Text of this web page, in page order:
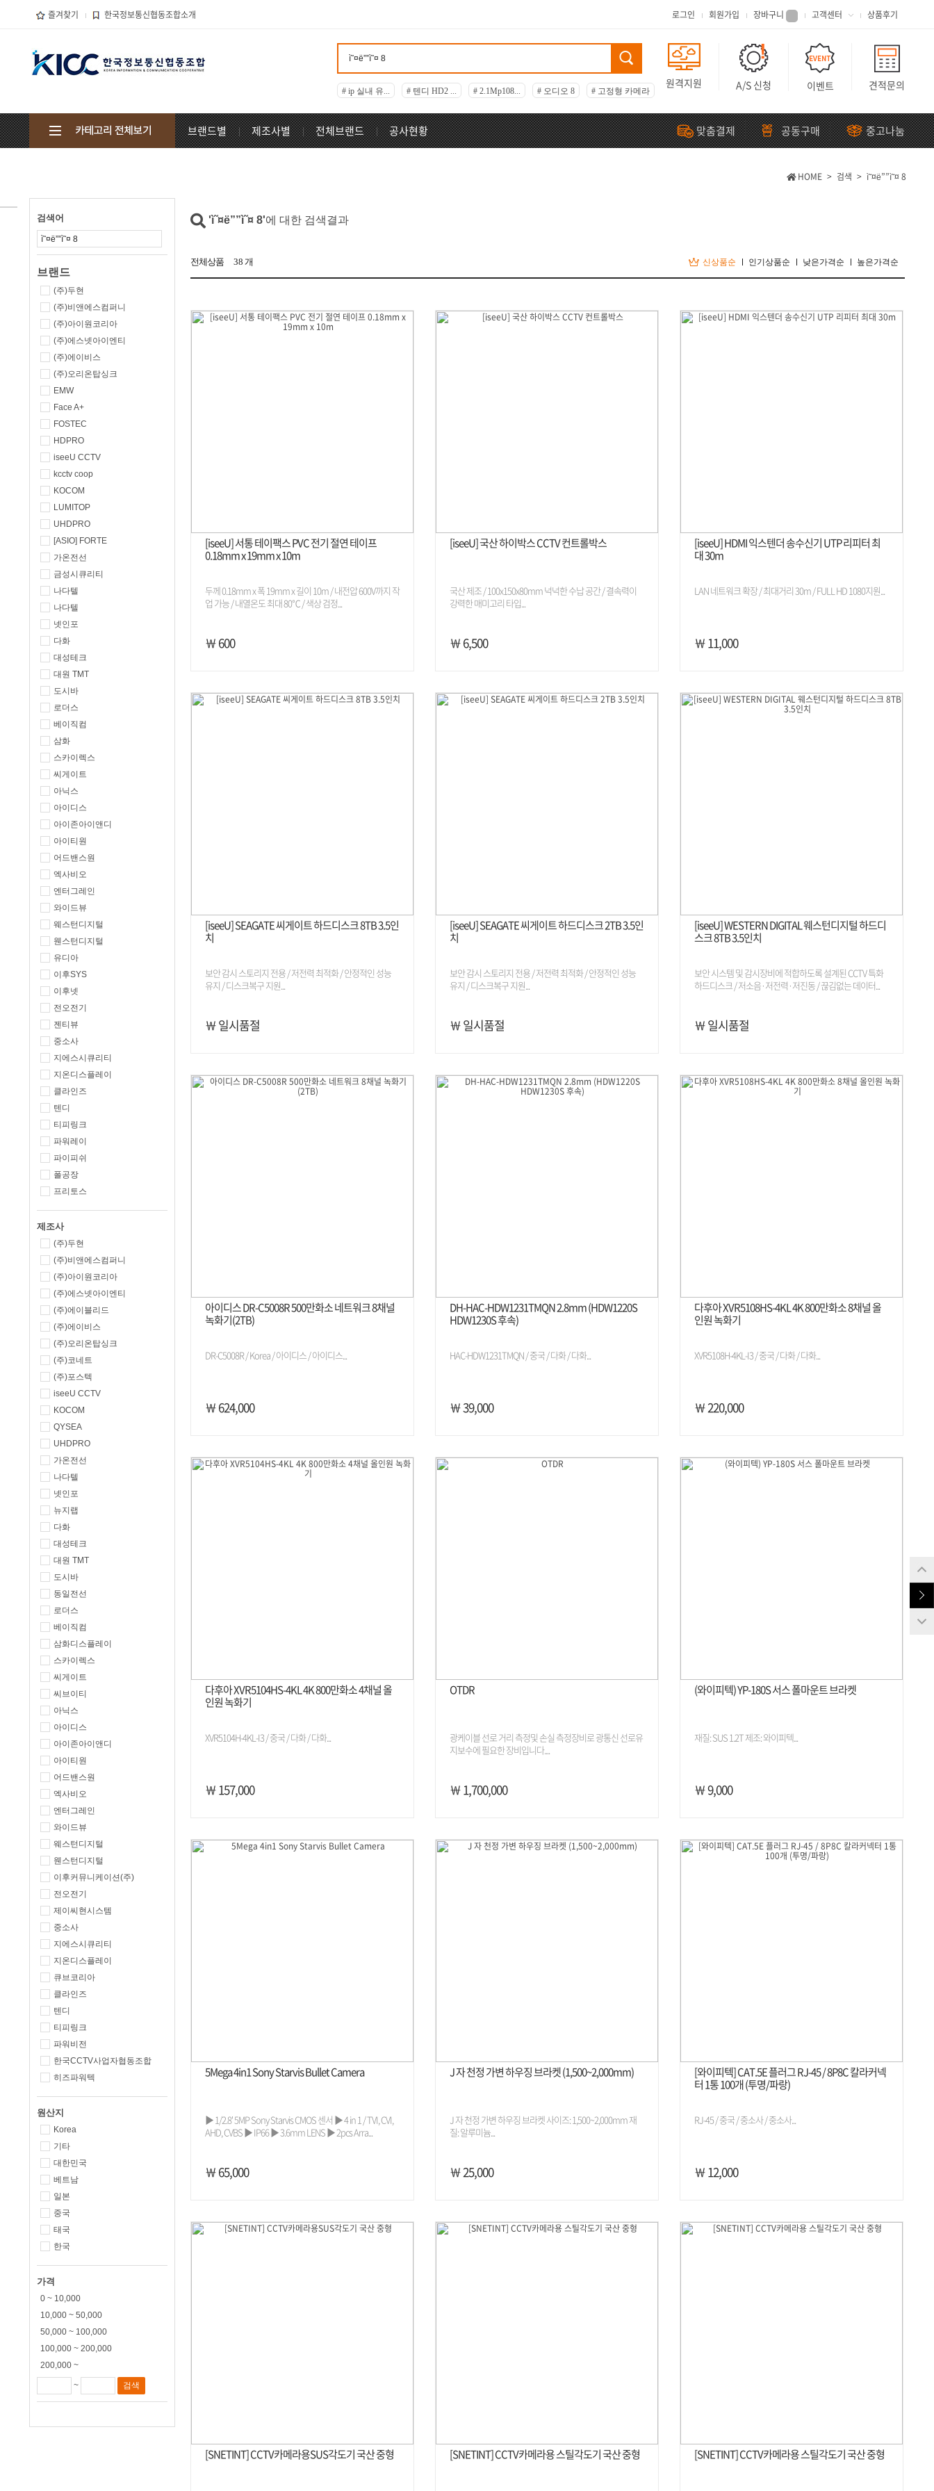
즐겨찾기 한국정보통신협동조합소개 로그인 회원가입 장바구니 고객센터 상품후기
# ip 실내 유... # 텐디 HD2 ... # 2.1Mp108... # 오디오 8 # 고정형 카메라
원격지원 A/S 신청 이벤트 견적문의
브랜드별 제조사별 전체브랜드 공사현황 맞춤결제 공동구매 중고나눔
HOME > 검색 > ì˜¤ë””ì˜¤ 8
검색어
브랜드
(주)두현
(주)비앤에스컴퍼니
(주)아이원코리아
(주)에스넷아이엔티
(주)에이비스
(주)오리온탑싱크
EMW
Face A+
FOSTEC
HDPRO
iseeU CCTV
kcctv coop
KOCOM
LUMITOP
UHDPRO
[ASIO] FORTE
가온전선
금성시큐리티
나다텔
나다텔
넷인포
다화
대성테크
대원 TMT
도시바
로더스
베이직컴
삼화
스카이렉스
씨게이트
아닉스
아이디스
아이존아이앤디
아이티원
어드밴스원
엑사비오
엔터그레인
와이드뷰
웨스턴디지털
웬스턴디지털
유디아
이후SYS
이후넷
전오전기
젠티뷰
중소사
지에스시큐리티
지온디스플레이
클라인즈
텐디
티피링크
파워레이
파이피쉬
폴공장
프리토스
제조사
(주)두현
(주)비앤에스컴퍼니
(주)아이원코리아
(주)에스넷아이엔티
(주)에이블리드
(주)에이비스
(주)오리온탑싱크
(주)코네트
(주)포스텍
iseeU CCTV
KOCOM
QYSEA
UHDPRO
가온전선
나다텔
넷인포
뉴지랩
다화
대성테크
대원 TMT
도시바
동일전선
로더스
베이직컴
삼화디스플레이
스카이렉스
씨게이트
씨브이티
아닉스
아이디스
아이존아이앤디
아이티원
어드밴스원
엑사비오
엔터그레인
와이드뷰
웨스턴디지털
웬스턴디지털
이후커뮤니케이션(주)
전오전기
제이씨현시스템
중소사
지에스시큐리티
지온디스플레이
큐브코리아
클라인즈
텐디
티피링크
파워비전
한국CCTV사업자협동조합
히즈파워텍
원산지
Korea
기타
대한민국
베트남
일본
중국
태국
한국
가격
0 ~ 10,000
10,000 ~ 50,000
50,000 ~ 100,000
100,000 ~ 200,000
200,000 ~
~
'ì˜¤ë””ì˜¤ 8'에 대한 검색결과
전체상품 38 개 신상품순 인기상품순 낮은가격순 높은가격순
[iseeU] 서통 테이팩스 PVC 전기 절연 테이프
0.18mm x 19mm x 10m
두께 0.18mm x 폭 19mm x 길이 10m / 내전압 600V까지 작
업 가능 / 내열온도 최대 80℃ / 색상 검정...
￦ 600
[iseeU] 국산 하이박스 CCTV 컨트롤박스
국산 제조 / 100x150x80mm 넉넉한 수납 공간 / 결속력이
강력한 매미고리 타입...
￦ 6,500
[iseeU] HDMI 익스텐더 송수신기 UTP 리피터 최
대 30m
LAN 네트워크 확장 / 최대거리 30m / FULL HD 1080지원...
￦ 11,000
[iseeU] SEAGATE 씨게이트 하드디스크 8TB 3.5인
치
보안 감시 스토리지 전용 / 저전력 최적화 / 안정적인 성능
유지 / 디스크복구 지원...
￦ 일시품절
[iseeU] SEAGATE 씨게이트 하드디스크 2TB 3.5인
치
보안 감시 스토리지 전용 / 저전력 최적화 / 안정적인 성능
유지 / 디스크복구 지원...
￦ 일시품절
[iseeU] WESTERN DIGITAL 웨스턴디지털 하드디
스크 8TB 3.5인치
보안 시스템 및 감시장비에 적합하도록 설계된 CCTV 특화
하드디스크 / 저소음·저전력·저진동 / 끊김없는 데이터...
￦ 일시품절
아이디스 DR-C5008R 500만화소 네트워크 8채널
녹화기(2TB)
DR-C5008R / Korea / 아이디스 / 아이디스...
￦ 624,000
DH-HAC-HDW1231TMQN 2.8mm (HDW1220S
HDW1230S 후속)
HAC-HDW1231TMQN / 중국 / 다화 / 다화...
￦ 39,000
다후아 XVR5108HS-4KL 4K 800만화소 8채널 올
인원 녹화기
XVR5108H-4KL-I3 / 중국 / 다화 / 다화...
￦ 220,000
다후아 XVR5104HS-4KL 4K 800만화소 4채널 올
인원 녹화기
XVR5104H-4KL-I3 / 중국 / 다화 / 다화...
￦ 157,000
OTDR
광케이블 선로 거리 측정및 손실 측정장비로 광통신 선로유
지보수에 필요한 장비입니다....
￦ 1,700,000
(와이피텍) YP-180S 서스 폴마운트 브라켓
재질: SUS 1.2T 제조: 와이피텍...
￦ 9,000
5Mega 4in1 Sony Starvis Bullet Camera
▶ 1/2.8' 5MP Sony Starvis CMOS 센서 ▶ 4 in 1 / TVI, CVI,
AHD, CVBS ▶ IP66 ▶ 3.6mm LENS ▶ 2pcs Arra...
￦ 65,000
J 자 천정 가변 하우징 브라켓 (1,500~2,000mm)
J 자 천정 가변 하우징 브라켓 사이즈: 1,500~2,000mm 재
질: 알루미늄...
￦ 25,000
[와이피텍] CAT.5E 플러그 RJ-45 / 8P8C 칼라커넥
터 1통 100개 (투명/파랑)
RJ-45 / 중국 / 중소사 / 중소사...
￦ 12,000
[SNETINT] CCTV카메라용SUS각도기 국산 중형 [SNETINT] CCTV카메라용 스틸각도기 국산 중형 [SNETINT] CCTV카메라용 스틸각도기 국산 중형